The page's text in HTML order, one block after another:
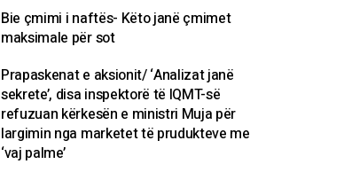
Bie çmimi i naftës- Këto janë çmimet
maksimale për sot
Prapaskenat e aksionit/ ‘Analizat janë
sekrete’, disa inspektorë të IQMT-së
refuzuan kërkesën e ministri Muja për
largimin nga marketet të prudukteve me
‘vaj palme’